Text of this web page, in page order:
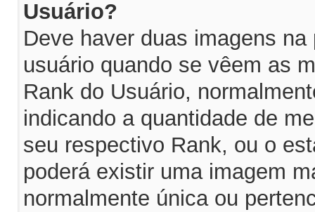
Usuário?
Deve haver duas imagens
usuário quando se vêem as
Rank do Usuário,
indicando a quantidade de
seu respectivo Rank, ou o
poderá existir uma imagem
normalmente única ou